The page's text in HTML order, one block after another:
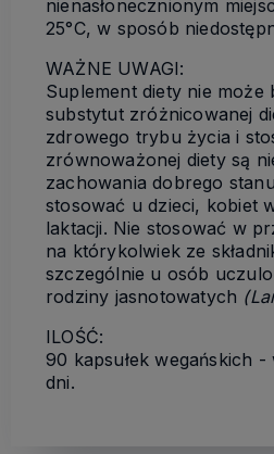
nienasłonecznionym
25°C, w sposób
WAŻNE UWAGI:
Suplement diety nie może
substytut zróżnicowanej
zdrowego trybu życia i
zrównoważonej diety są
zachowania dobrego
stosować u dzieci, kobiet
laktacji. Nie stosować w
na którykolwiek ze
szczególnie u osób
rodziny jasnotowatych
ILOŚĆ:
90 kapsułek wegańskich
dni.